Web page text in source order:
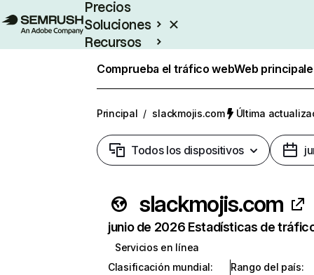
Precios
Soluciones
Recursos
Comprueba el tráfico webWeb
Principal / slackmojis.com Última
Todos los dispositivos
slackmojis.com
junio de 2026 Estadísticas de
Servicios en línea
Clasificación mundial:
Rango del país: